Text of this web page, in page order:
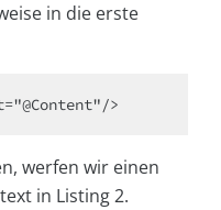
in die erste
werfen wir einen
in Listing 2.